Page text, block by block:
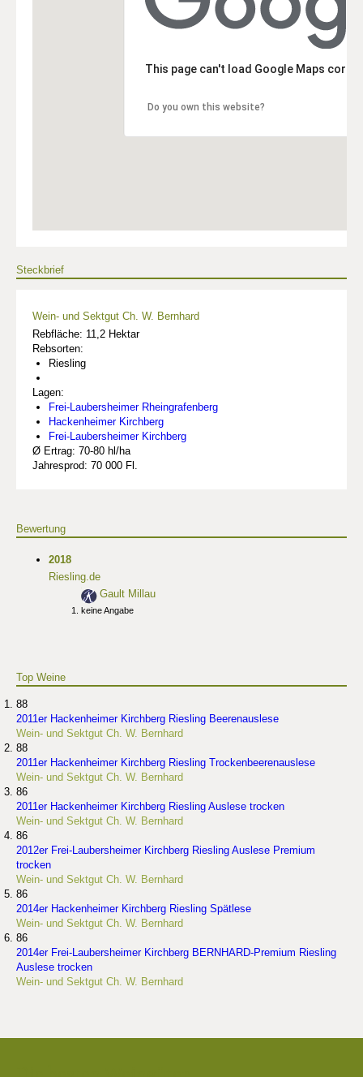
This page can't load Google Maps
Do you own this website?
Steckbrief
Wein- und Sektgut Ch. W. Bernhard
Rebfläche: 11,2 Hektar
Rebsorten:
Riesling
Lagen:
Frei-Laubersheimer Rheingrafenberg
Hackenheimer Kirchberg
Frei-Laubersheimer Kirchberg
Ø Ertrag: 70-80 hl/ha
Jahresprod: 70 000 Fl.
Bewertung
2018
Riesling.de
Gault Millau
keine Angabe
Top Weine
88
2011er Hackenheimer Kirchberg Riesling Beerenauslese
Wein- und Sektgut Ch. W. Bernhard
88
2011er Hackenheimer Kirchberg Riesling Trockenbeerenauslese
Wein- und Sektgut Ch. W. Bernhard
86
2011er Hackenheimer Kirchberg Riesling Auslese trocken
Wein- und Sektgut Ch. W. Bernhard
86
2012er Frei-Laubersheimer Kirchberg Riesling Auslese Premium
trocken
Wein- und Sektgut Ch. W. Bernhard
86
2014er Hackenheimer Kirchberg Riesling Spätlese
Wein- und Sektgut Ch. W. Bernhard
86
2014er Frei-Laubersheimer Kirchberg BERNHARD-Premium Riesling
Auslese trocken
Wein- und Sektgut Ch. W. Bernhard